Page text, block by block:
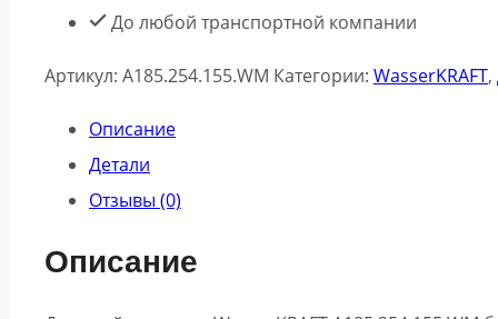
белый До любой транспортной компании
Артикул: A185.254.155.WM Категории: WasserKRAFT,
Описание
Детали
Отзывы (0)
Описание